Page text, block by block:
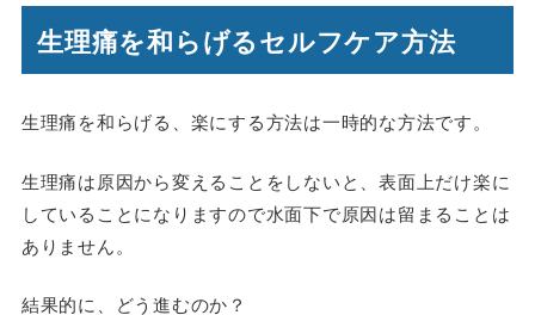
生理痛を和らげるセルフケア方法
生理痛を和らげる、楽にする方法は一時的な方法です。
生理痛は原因から変えることをしないと、表面上だけ楽に
していることになりますので水面下で原因は留まることは
ありません。
結果的に、どう進むのか？